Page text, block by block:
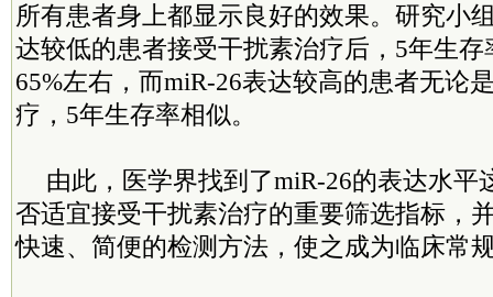
所有患者身上都显示良好的效果。研究小
达较低的患者接受干扰素治疗后，5年生存
65%左右，而miR-26表达较高的患者无论
疗，5年生存率相似。
由此，医学界找到了miR-26的表达水平
否适宜接受干扰素治疗的重要筛选指标，
快速、简便的检测方法，使之成为临床常